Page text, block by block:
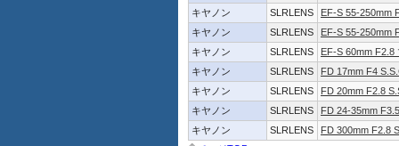
キヤノン
SLRLENS
EF-S 55-250mm
キヤノン
SLRLENS
EF-S 55-250mm
キヤノン
SLRLENS
EF-S 60mm F2.8
キヤノン
SLRLENS
FD 17mm F4
キヤノン
SLRLENS
FD 20mm F2.8
キヤノン
SLRLENS
FD 24-35mm
キヤノン
SLRLENS
FD 300mm F2.8